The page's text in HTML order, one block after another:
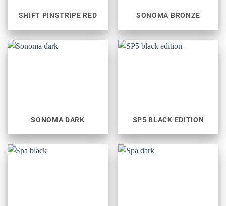
SHIFT PINSTRIPE RED SONOMA BRONZE
SONOMA DARK SP5 BLACK EDITION